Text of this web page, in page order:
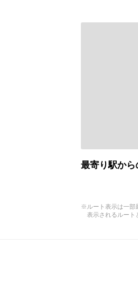
最寄り駅から
※ルート表示は一部
表示されるルート